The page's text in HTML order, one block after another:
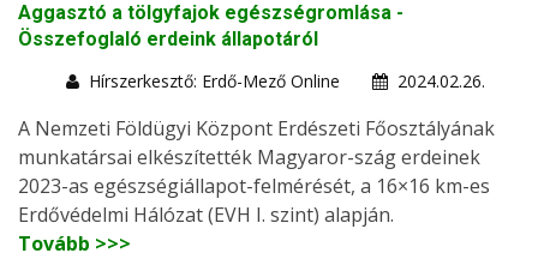
Aggasztó a tölgyfajok egészségromlása -
Összefoglaló erdeink állapotáról
Hírszerkesztő: Erdő-Mező Online
2024.02.26.
A Nemzeti Földügyi Központ Erdészeti Főosztályának
munkatársai elkészítették Magyaror-szág erdeinek
2023-as egészségiállapot-felmérését, a 16×16 km-es
Erdővédelmi Hálózat (EVH I. szint) alapján.
Tovább >>>